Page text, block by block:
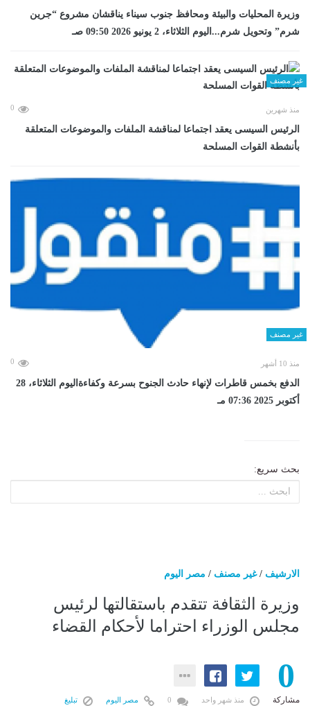
وزيرة المحليات والبيئة ومحافظ جنوب سيناء يناقشان مشروع “جرين
شرم” وتحويل شرم...اليوم الثلاثاء، 2 يونيو 2026 09:50 صـ
غير مصنف
منذ شهرين 0
الرئيس السيسى يعقد اجتماعا لمناقشة الملفات والموضوعات المتعلقة
بأنشطة القوات المسلحة
غير مصنف
منذ 10 أشهر 0
الدفع بخمس قاطرات لإنهاء حادث الجنوح بسرعة وكفاءةاليوم الثلاثاء، 28
أكتوبر 2025 07:36 مـ
بحث سريع:
الارشيف /غير مصنف / مصر اليوم
وزيرة الثقافة تتقدم باستقالتها لرئيس
مجلس الوزراء احتراما لأحكام القضاء
0
مشاركة منذ شهر واحد مصر اليوم تبليغ